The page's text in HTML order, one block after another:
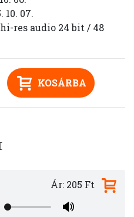
07.
res audio 24 bit / 48
KOSÁRBA
Ár: 205 Ft